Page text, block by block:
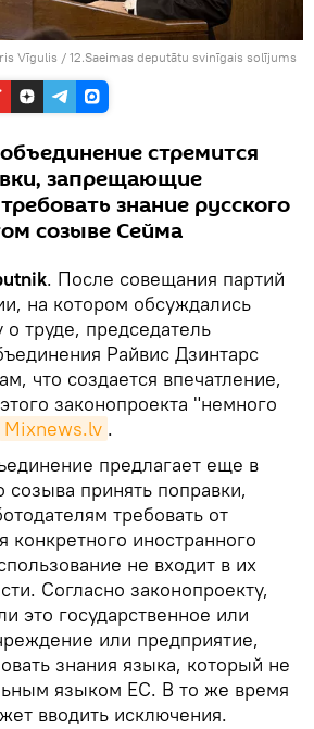
Vīgulis / 12.Saeimas deputātu svinīgais solījums
стремится
запрещающие
знание русского
созыве Сейма
. После совещания партий
на котором обсуждались
о труде, председатель
Райвис Дзинтарс
что создается впечатление,
законопроекта "немного
Mixnews.lv .
предлагает еще в
принять поправки,
требовать от
конкретного иностранного
не входит в их
Согласно законопроекту,
это государственное или
или предприятие,
знания языка, который не
языком ЕС. В то же время
вводить исключения.